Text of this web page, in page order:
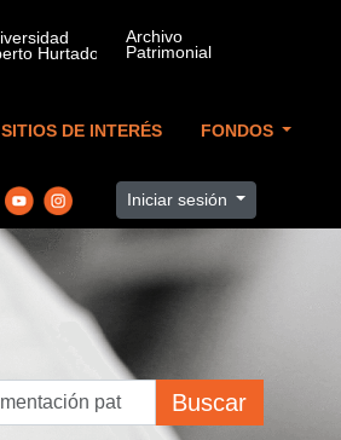
SITIOS DE INTERÉS FONDOS
Iniciar sesión
Buscar